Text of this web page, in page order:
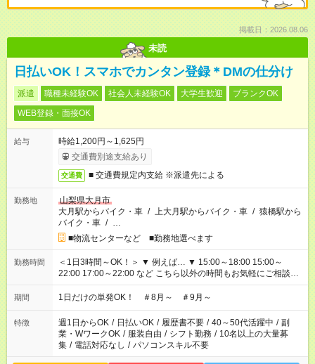
掲載日：2026.08.06
未読
日払いOK！スマホでカンタン登録＊DMの仕分け
派遣 職種未経験OK 社会人未経験OK 大学生歓迎
ブランクOK
WEB登録・面接OK
給与
時給1,200円～1,625円
交通費別途支給あり
交通費 ■ 交通費規定内支給 ※派遣先による
勤務地
山梨県大月市
大月駅からバイク・車 / 上大月駅からバイク・車 / 猿橋駅から
バイク・車 / …
■物流センターなど ■勤務地選べます
勤務時間
＜1日3時間～OK！＞ ▼ 例えば… ▼ 15:00～18:00 15:00～
22:00 17:00～22:00 など こちら以外の時間もお気軽にご相談く
ださい！
期間 1日だけの単発OK！ ＃8月～ ＃9月～
特徴 週1日からOK / 日払いOK / 履歴書不要 / 40～50代活躍中 / 副
業・WワークOK / 服装自由 / シフト勤務 / 10名以上の大量募
集 / 電話対応なし / パソコンスキル不要